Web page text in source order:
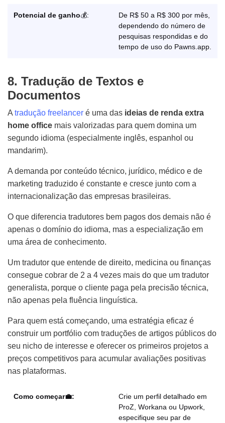
Potencial de ganho💰:
De R$ 50 a R$ 300 por mês,
dependendo do número de
pesquisas respondidas e do
tempo de uso do Pawns.app.
8. Tradução de Textos e
Documentos
A tradução freelancer é uma das ideias de renda extra
home office mais valorizadas para quem domina um
segundo idioma (especialmente inglês, espanhol ou
mandarim).
A demanda por conteúdo técnico, jurídico, médico e de
marketing traduzido é constante e cresce junto com a
internacionalização das empresas brasileiras.
O que diferencia tradutores bem pagos dos demais não é
apenas o domínio do idioma, mas a especialização em
uma área de conhecimento.
Um tradutor que entende de direito, medicina ou finanças
consegue cobrar de 2 a 4 vezes mais do que um tradutor
generalista, porque o cliente paga pela precisão técnica,
não apenas pela fluência linguística.
Para quem está começando, uma estratégia eficaz é
construir um portfólio com traduções de artigos públicos do
seu nicho de interesse e oferecer os primeiros projetos a
preços competitivos para acumular avaliações positivas
nas plataformas.
Como começar💼:
Crie um perfil detalhado em
ProZ, Workana ou Upwork,
especifique seu par de